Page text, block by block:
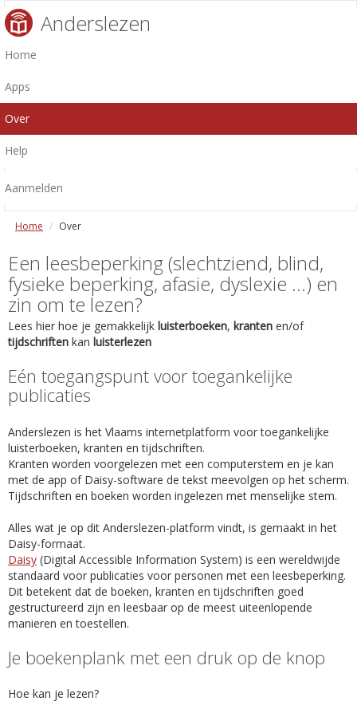
Anderslezen
Home
Apps
Over
Help
Aanmelden
Home Over
Een leesbeperking (slechtziend, blind,
fysieke beperking, afasie, dyslexie ...) en
zin om te lezen?
Lees hier hoe je gemakkelijk luisterboeken, kranten en/of
tijdschriften kan luisterlezen
Eén toegangspunt voor toegankelijke
publicaties
Anderslezen is het Vlaams internetplatform voor toegankelijke
luisterboeken, kranten en tijdschriften.
Kranten worden voorgelezen met een computerstem en je kan
met de app of Daisy-software de tekst meevolgen op het scherm.
Tijdschriften en boeken worden ingelezen met menselijke stem.
Alles wat je op dit Anderslezen-platform vindt, is gemaakt in het
Daisy-formaat.
Daisy (Digital Accessible Information System) is een wereldwijde
standaard voor publicaties voor personen met een leesbeperking.
Dit betekent dat de boeken, kranten en tijdschriften goed
gestructureerd zijn en leesbaar op de meest uiteenlopende
manieren en toestellen.
Je boekenplank met een druk op de knop
Hoe kan je lezen?